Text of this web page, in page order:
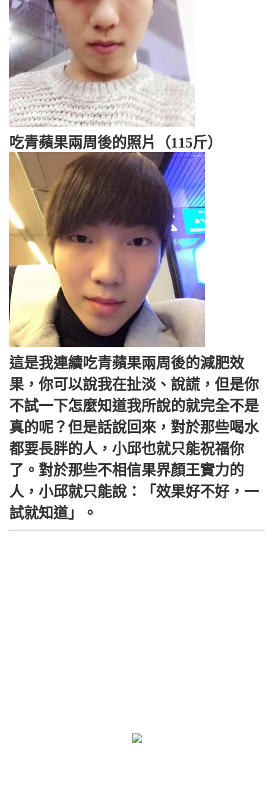
吃青蘋果兩周後的照片（115斤）
這是我連續吃青蘋果兩周後的減肥效
果，你可以說我在扯淡、說謊，但是你
不試一下怎麼知道我所說的就完全不是
真的呢？但是話說回來，對於那些喝水
都要長胖的人，小邱也就只能祝福你
了。對於那些不相信果界顏王實力的
人，小邱就只能說：「效果好不好，一
試就知道」。